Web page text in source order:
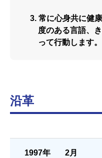
常に心身共に健
度のある言語、
って行動します。
沿革
1997年 2月